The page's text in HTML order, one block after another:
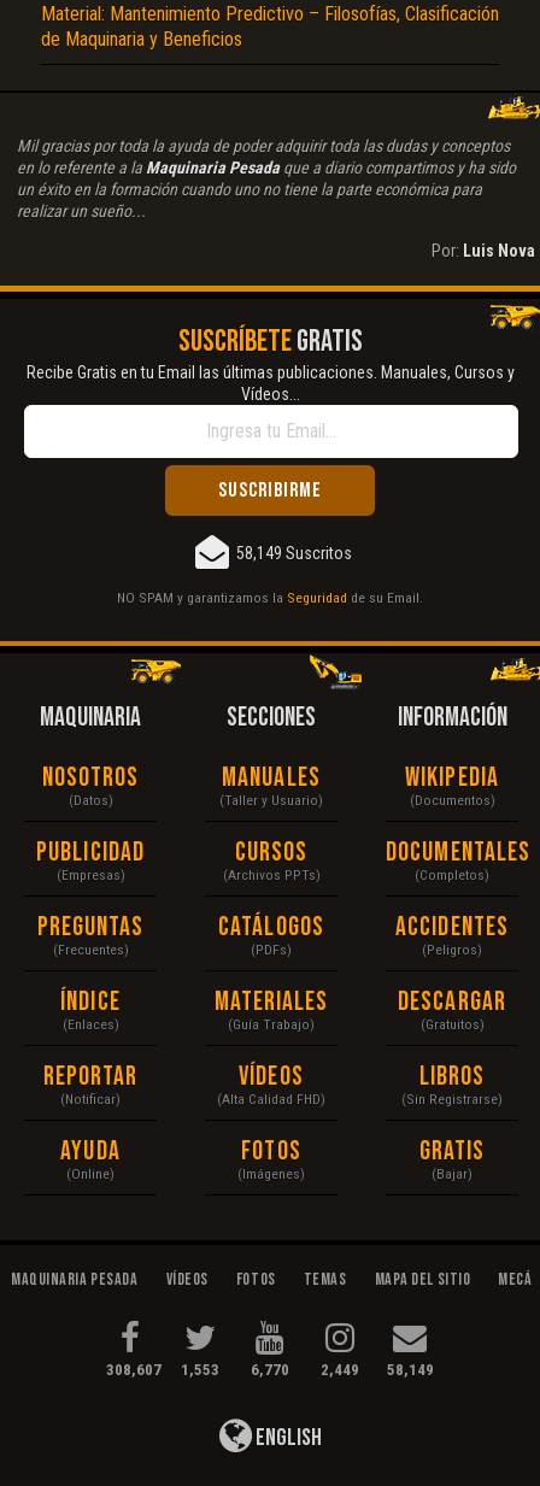
Material: Mantenimiento Predictivo – Filosofías, Clasificación
de Maquinaria y Beneficios
Mil gracias por toda la ayuda de poder adquirir toda las dudas y conceptos
en lo referente a la Maquinaria Pesadaque a diario compartimos y ha sido
un éxito en la formación cuando uno no tiene la parte económica para
realizar un sueño...
Por: Luis Nova
SUSCRÍBETEGRATIS
Recibe Gratis en tu Email las últimas publicaciones. Manuales, Cursos y
Vídeos...
58,149 Suscritos
NO SPAM y garantizamos la Seguridad de su Email.
MAQUINARIA
Nosotros
(Datos)
Publicidad
(Empresas)
Preguntas
(Frecuentes)
Índice
(Enlaces)
Reportar
(Notificar)
Ayuda
(Online)
SECCIONES
Manuales
(Taller y Usuario)
Cursos
(Archivos PPTs)
Catálogos
(PDFs)
Materiales
(Guía Trabajo)
Vídeos
(Alta Calidad FHD)
Fotos
(Imágenes)
INFORMACIÓN
Wikipedia
(Documentos)
Documentales
(Completos)
Accidentes
(Peligros)
Descargar
(Gratuitos)
Libros
(Sin Registrarse)
Gratis
(Bajar)
Maquinaria Pesada Vídeos Fotos Temas Mapa del Sitio
308,607 1,553 6,770 2,449 58,149
English